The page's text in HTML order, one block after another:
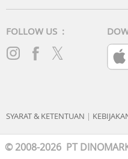
FOLLOW US :
SYARAT & KETENTUAN |
© 2008-2026 PT